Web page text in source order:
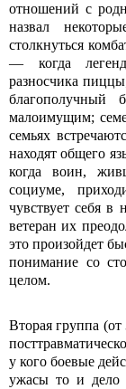
отношений с
назвал
столкнуться
— когда
разносчика
благополучный
малоимущим;
семьях
находят общего
когда воин,
социуме,
чувствует себя
ветеран их
это произойдет
понимание со
целом.
Вторая группа
у кого боевые
ужасы то и дело